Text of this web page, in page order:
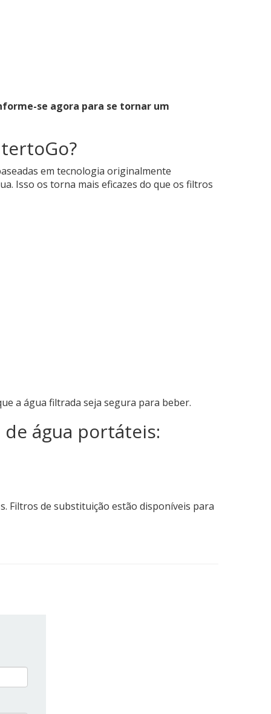
se agora para se tornar um
em tecnologia originalmente
Isso os torna mais eficazes do que os filtros
a água filtrada seja segura para beber.
água portáteis:
Filtros de substituição estão disponíveis para